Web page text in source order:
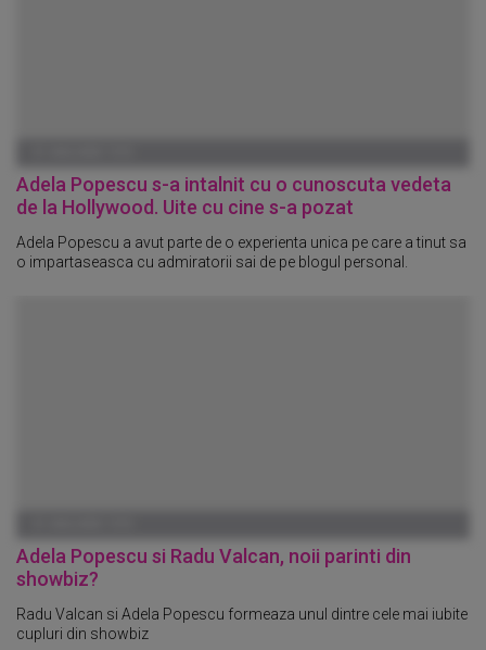
Adela Popescu s-a intalnit cu o cunoscuta vedeta
de la Hollywood. Uite cu cine s-a pozat
Adela Popescu a avut parte de o experienta unica pe care a tinut sa
o impartaseasca cu admiratorii sai de pe blogul personal.
Adela Popescu si Radu Valcan, noii parinti din
showbiz?
Radu Valcan si Adela Popescu formeaza unul dintre cele mai iubite
cupluri din showbiz